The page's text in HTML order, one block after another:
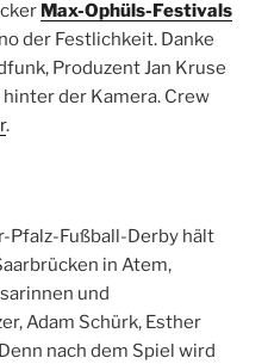
Max-Ophüls-Festivals
der Festlichkeit. Danke
Produzent Jan Kruse
der Kamera. Crew
.
Pfalz-Fußball-Derby hält
in Atem,
und
Adam Schürk, Esther
nach dem Spiel wird